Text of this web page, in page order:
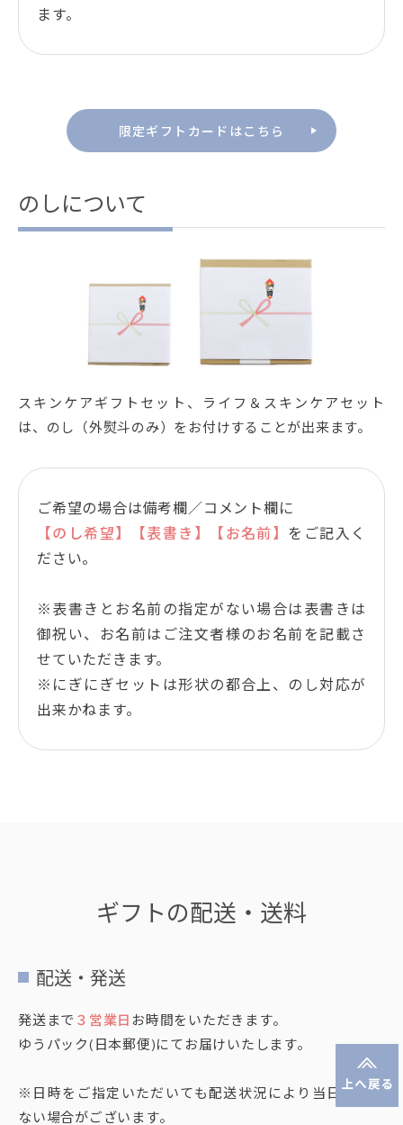
ます。
限定ギフトカードはこちら
のしについて
スキンケアギフトセット、ライフ＆スキンケアセット
は、のし（外熨斗のみ）をお付けすることが出来ます。
ご希望の場合は備考欄／コメント欄に
【のし希望】【表書き】【お名前】 をご記入く
ださい。
※表書きとお名前の指定がない場合は表書きは
御祝い、お名前はご注文者様のお名前を記載さ
せていただきます。
※にぎにぎセットは形状の都合上、のし対応が
出来かねます。
ギフトの配送・送料
配送・発送
発送まで ３営業日 お時間をいただきます。
ゆうパック(日本郵便)にてお届けいたします。
※日時をご指定いただいても配送状況により当日に届か
ない場合がございます。